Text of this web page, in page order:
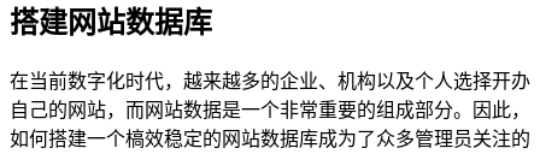
搭建网站数据库
在当前数字化时代，越来越多的企业、机构以及个人选择开办
自己的网站，而网站数据是一个非常重要的组成部分。因此，
如何搭建一个槁效稳定的网站数据库成为了众多管理员关注的